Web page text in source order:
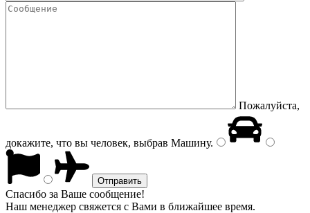
Пожалуйста,
докажите, что вы человек, выбрав Машину.
Спасибо за Ваше сообщение!
Наш менеджер свяжется с Вами в ближайшее время.